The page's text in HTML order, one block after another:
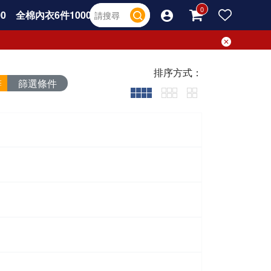
全棉內衣6件1000
篩選條件
排序方式：